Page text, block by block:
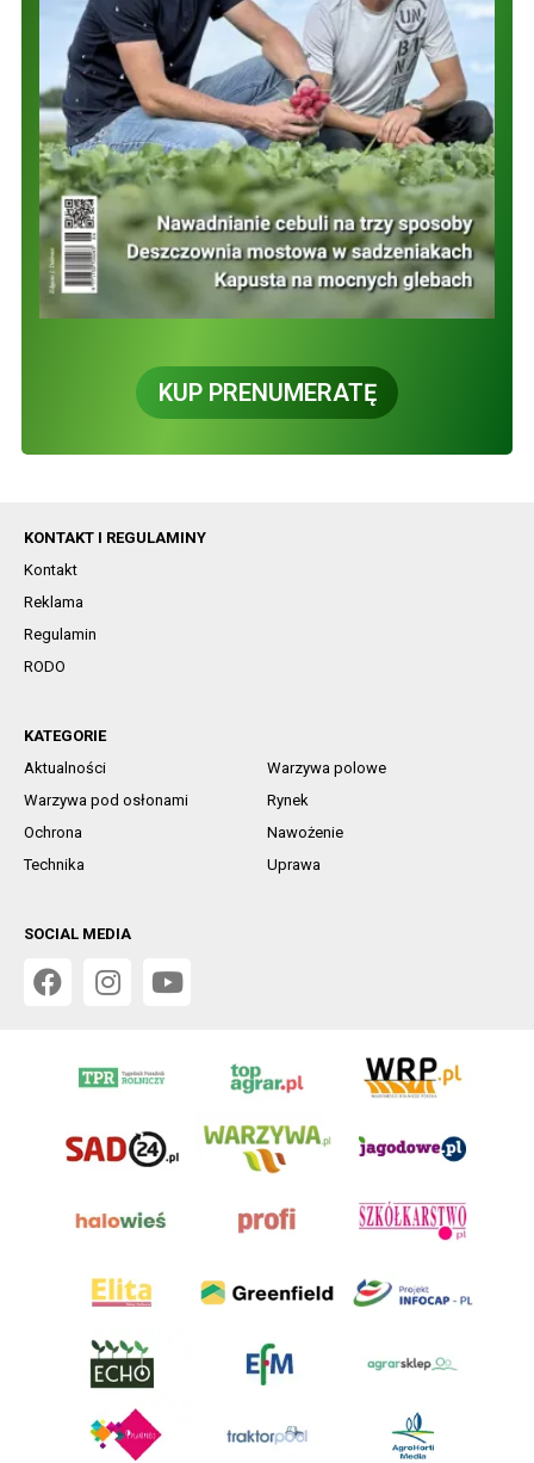
KUP PRENUMERATĘ
KONTAKT I REGULAMINY
Kontakt
Reklama
Regulamin
RODO
KATEGORIE
Aktualności
Warzywa polowe
Warzywa pod osłonami
Rynek
Ochrona
Nawożenie
Technika
Uprawa
SOCIAL MEDIA